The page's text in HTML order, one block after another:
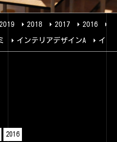
2019 2018 2017 2016
インテリアデザインA イン
2016